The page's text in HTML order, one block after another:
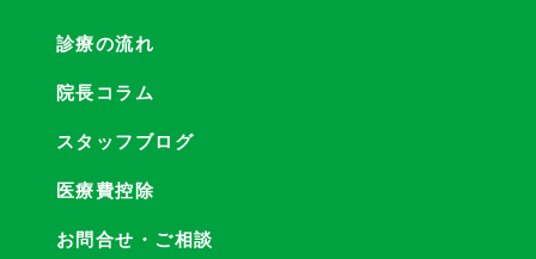
診療の流れ
院長コラム
スタッフブログ
医療費控除
お問合せ・ご相談